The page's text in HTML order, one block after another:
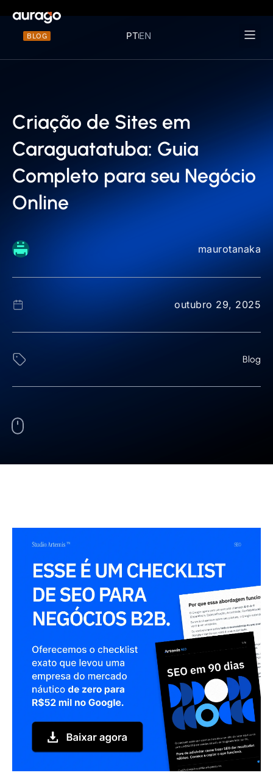
BLOG PTEN
Criação de Sites em
Caraguatatuba: Guia
Completo para seu Negócio
Online
maurotanaka
outubro 29, 2025
Blog